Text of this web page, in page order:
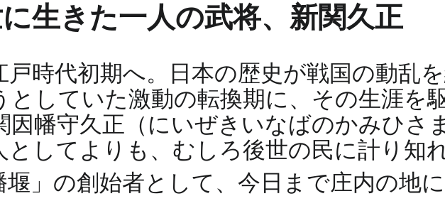
生きた一人の武将、新関久正
戸時代初期へ。日本の歴史が戦国の動乱
としていた激動の転換期に、その生涯を
因幡守久正（にいぜきいなばのかみひさ
としてよりも、むしろ後世の民に計り知
堰」の創始者として、今日まで庄内の地